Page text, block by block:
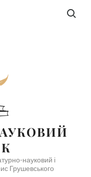
Search
науковий і
Грушевського